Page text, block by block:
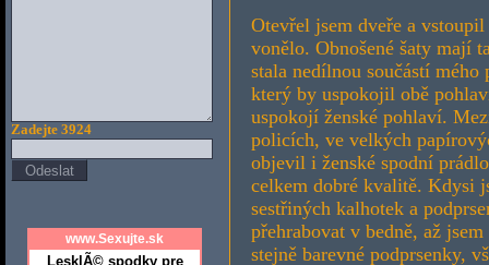
Otevřel jsem dveře a
vonělo. Obnošené šaty mají
stala nedílnou součástí
který by uspokojil obě
uspokojí ženské pohlaví.
policích, ve velkých
objevil i ženské spodní
celkem dobré kvalitě. Kdysi
sestřiných kalhotek a
přehrabovat v bedně, až
stejně barevné podprsenky,
Zadejte 3924
www.Sexujte.sk
LesklÃ© spodky pre